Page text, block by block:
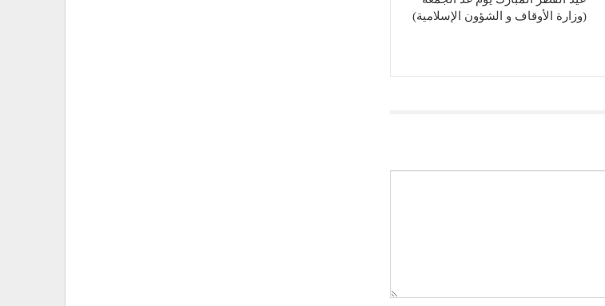
(وزارة الأوقاف و الشؤون الإسلامية)